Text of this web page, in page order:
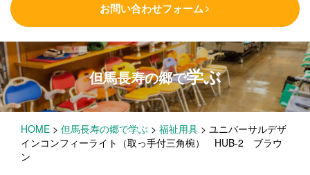
お問い合わせフォーム
楽しむ
学 ぶ(健康福祉)
泊まる(宿泊)
但馬長寿の郷で学ぶ
HOME > 但馬長寿の郷で学ぶ > 福祉用具 > ユニバーサルデザ
インコンフィーライト（取っ手付三角椀） HUB-2 ブラウ
ン